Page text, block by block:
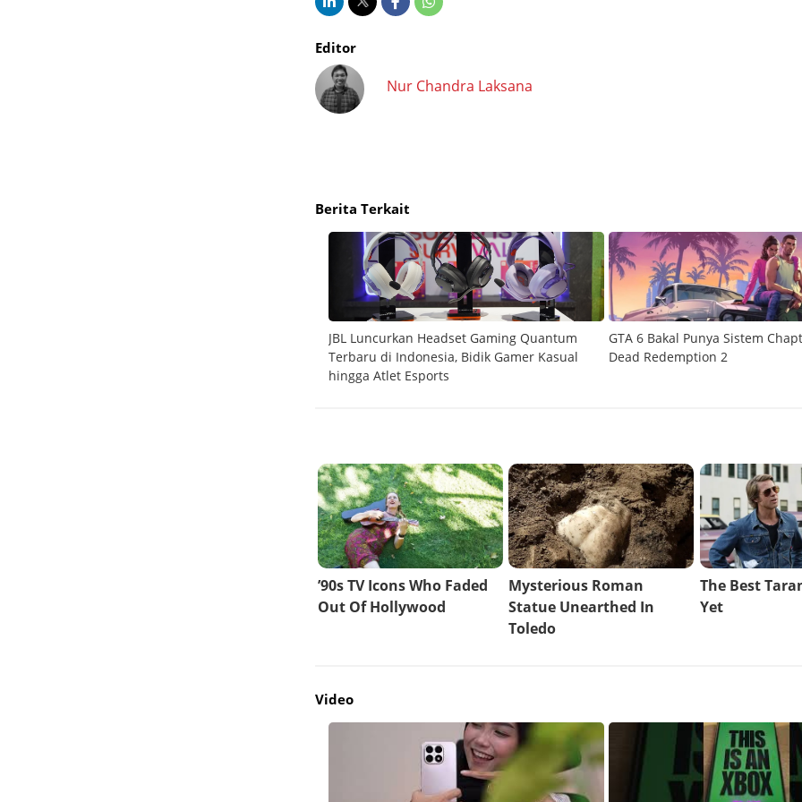
Editor
Nur Chandra Laksana
Berita Terkait
JBL Luncurkan Headset Gaming Quantum
Terbaru di Indonesia, Bidik Gamer Kasual
hingga Atlet Esports
GTA 6 Bakal Punya Sistem
Dead Redemption 2
Video